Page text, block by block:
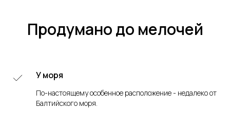
Продумано до мелочей
У моря
По-настоящему особенное расположение - недалеко от
Балтийского моря.